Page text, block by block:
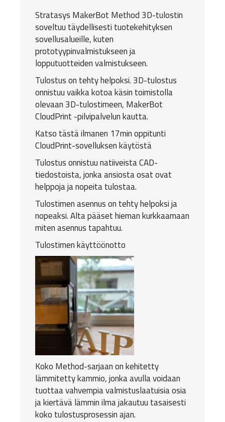
Stratasys MakerBot Method 3D-tulostin
soveltuu täydellisesti tuotekehityksen
sovellusalueille, kuten
prototyypinvalmistukseen ja
lopputuotteiden valmistukseen.
Tulostus on tehty helpoksi. 3D-tulostus
onnistuu vaikka kotoa käsin toimistolla
olevaan 3D-tulostimeen, MakerBot
CloudPrint -pilvipalvelun kautta.
Katso tästä ilmanen 17min oppitunti
CloudPrint-sovelluksen käytöstä
Tulostus onnistuu natiiveista CAD-
tiedostoista, jonka ansiosta osat ovat
helppoja ja nopeita tulostaa.
Tulostimen asennus on tehty helpoksi ja
nopeaksi. Alta pääset hieman kurkkaamaan
miten asennus tapahtuu.
Tulostimen käyttöönotto
Koko Method-sarjaan on kehitetty
lämmitetty kammio, jonka avulla voidaan
tuottaa vahvempia valmistuslaatuisia osia
ja kiertävä lämmin ilma jakautuu tasaisesti
koko tulostusprosessin ajan.